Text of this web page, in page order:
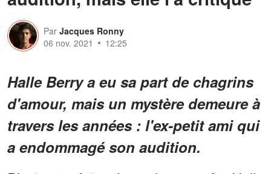
Par Jacques Ronny
06 nov. 2021
12:25
Halle Berry a eu sa part de chagrins
d'amour, mais un mystère demeure à
travers les années : l'ex-petit ami qui
a endommagé son audition.